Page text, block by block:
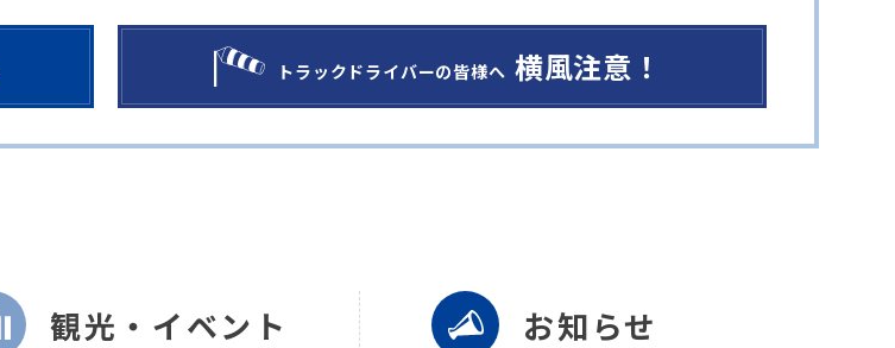
トラックドライバーの皆様へ 横風注意！
観光・イベント お知らせ